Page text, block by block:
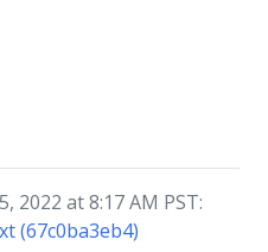
2022 at 8:17 AM PST:
(67c0ba3eb4)